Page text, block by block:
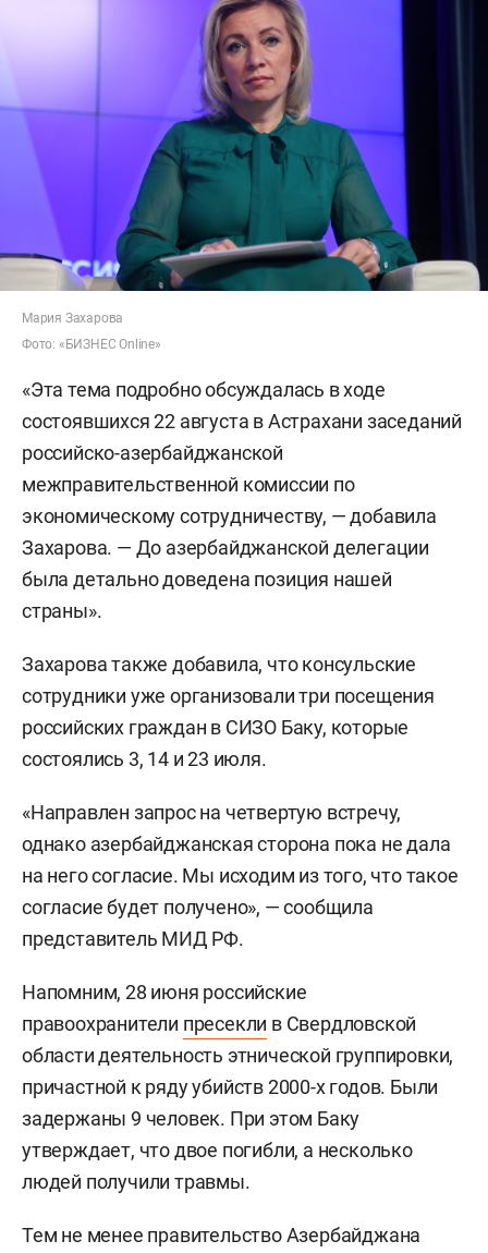
Мария Захарова
Фото: «БИЗНЕС Online»
«Эта тема подробно обсуждалась в ходе
состоявшихся 22 августа в Астрахани заседаний
российско-азербайджанской
межправительственной комиссии по
экономическому сотрудничеству, — добавила
Захарова. — До азербайджанской делегации
была детально доведена позиция нашей
страны».
Захарова также добавила, что консульские
сотрудники уже организовали три посещения
российских граждан в СИЗО Баку, которые
состоялись 3, 14 и 23 июля.
«Направлен запрос на четвертую встречу,
однако азербайджанская сторона пока не дала
на него согласие. Мы исходим из того, что такое
согласие будет получено», — сообщила
представитель МИД РФ.
Напомним, 28 июня российские
правоохранители пресекли в Свердловской
области деятельность этнической группировки,
причастной к ряду убийств 2000-х годов. Были
задержаны 9 человек. При этом Баку
утверждает, что двое погибли, а несколько
людей получили травмы.
Тем не менее правительство Азербайджана